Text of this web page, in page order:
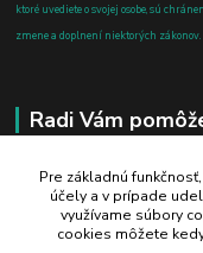
ktoré uvediete o svojej osobe, sú
zmene a doplnení niektorých zákonov.
Radi Vám
+421 908 700 612
po-pia: 8.00 - 16.00
business@jtf.sk
Pre základnú
účely a v prípade
využívame súbory
cookies môžete